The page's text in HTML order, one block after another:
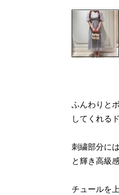
ふんわりと
してくれる
刺繍部分に
と輝き高級
チュールを